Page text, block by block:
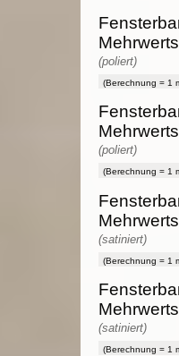
(poliert)
(Berechnung = 1
(poliert)
(Berechnung = 1
(satiniert)
(Berechnung = 1
(satiniert)
(Berechnung = 1